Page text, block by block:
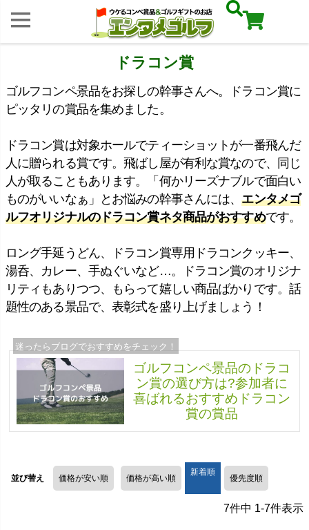
ドラコン賞
ゴルフコンペ景品をお探しの幹事さんへ。ドラコン賞に
ピッタリの賞品を集めました。
ドラコン賞は対象ホールでティーショットが一番飛んだ
人に贈られる賞です。飛ばし屋が有利な賞なので、同じ
人が取ることもあります。「何かリーズナブルで面白い
ものがいいなぁ」とお悩みの幹事さんには、エンタメゴ
ルフオリジナルのドラコン賞ネタ商品がおすすめです。
ロング手延うどん、ドラコン賞専用ドラコンクッキー、
湯呑、カレー、手ぬぐいなど…。ドラコン賞のオリジナ
リティもありつつ、もらって嬉しい商品ばかりです。話
題性のある景品で、表彰式を盛り上げましょう！
ゴルフコンペ景品のドラコ
ン賞の選び方は?参加者に
喜ばれるおすすめドラコン
賞の賞品
並び替え 価格が安い順 価格が高い順
新着順
優先度順
7件中 1-7件表示